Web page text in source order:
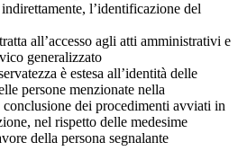
l’identificazione del
all’accesso agli atti amministrativi e
generalizzato
è estesa all’identità delle
persone menzionate nella
dei procedimenti avviati in
nel rispetto delle medesime
della persona segnalante